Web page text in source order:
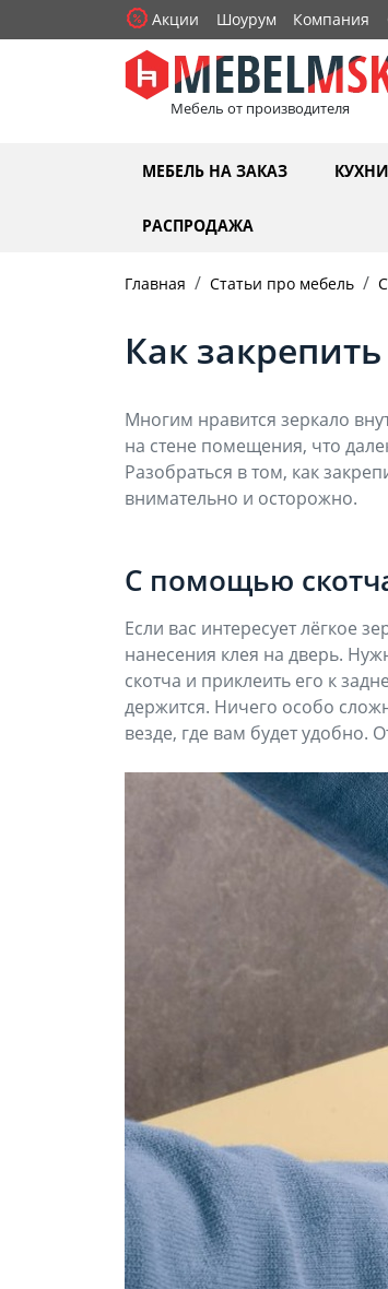
Акции Шоурум Компания
Мебель от производителя
МЕБЕЛЬ НА ЗАКАЗ КУХНИ
РАСПРОДАЖА
Главная Статьи про мебель
Как
Многим нравится зеркало
на стене помещения, что
Разобраться в том, как
внимательно и осторожно.
С помощью
Если вас интересует лёгкое
нанесения клея на дверь.
скотча и приклеить его к
держится. Ничего особо
везде, где вам будет удобно.